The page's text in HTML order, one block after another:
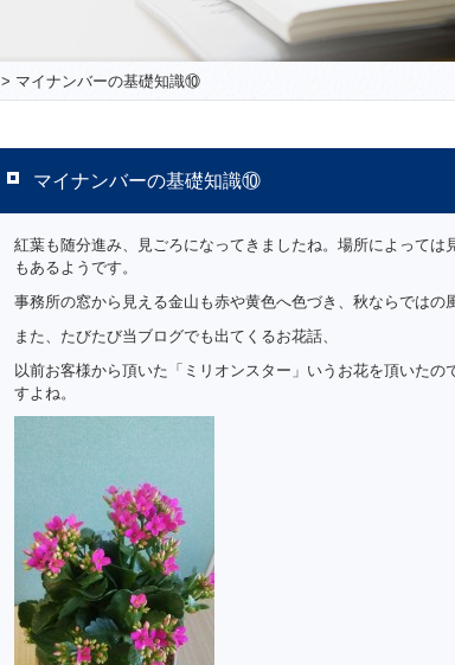
> マイナンバーの基礎知識⑩
マイナンバーの基礎知識⑩
紅葉も随分進み、見ごろになってきましたね。場所によって
もあるようです。
事務所の窓から見える金山も赤や黄色へ色づき、秋ならではの
また、たびたび当ブログでも出てくるお花話、
以前お客様から頂いた「ミリオンスター」いうお花を頂いた
すよね。